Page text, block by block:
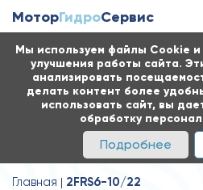
Мы используем файлы Cookie
улучшения работы сайта.
анализировать
делать контент более
использовать сайт, вы
обработку
Подробнее
МоторГидроСервис
Главная 2FRS6-10/22